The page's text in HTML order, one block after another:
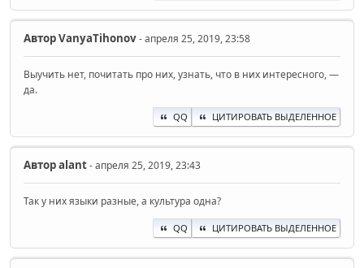
АвторVanyaTihonov- апреля 25, 2019, 23:58
Выучить нет, почитать про них, узнать, что в них интересного, —
да.
QQ ЦИТИРОВАТЬ ВЫДЕЛЕННОЕ
Авторalant- апреля 25, 2019, 23:43
Так у них языки разные, а культура одна?
QQ ЦИТИРОВАТЬ ВЫДЕЛЕННОЕ